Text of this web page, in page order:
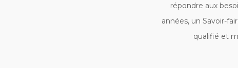
répondre aux
années, un Savoir-
qualifié et